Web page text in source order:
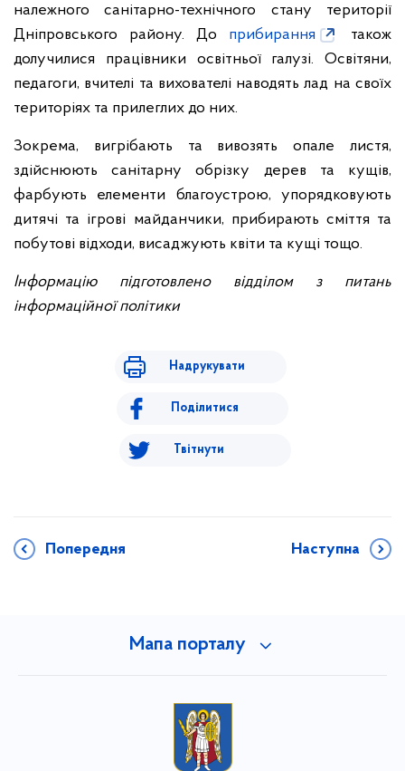
належного санітарно-технічного стану території
Дніпровського району. До прибирання
також
долучилися працівники освітньої галузі. Освітяни,
педагоги, вчителі та вихователі наводять лад на своїх
територіях та прилеглих до них.
Зокрема, вигрібають та вивозять опале листя,
здійснюють санітарну обрізку дерев та кущів,
фарбують елементи благоустрою, упорядковують
дитячі та ігрові майданчики, прибирають сміття та
побутові відходи, висаджують квіти та кущі тощо.
Інформацію підготовлено відділом з питань
інформаційної політики
Надрукувати
Поділитися
Твітнути
Попередня Наступна
Мапа порталу